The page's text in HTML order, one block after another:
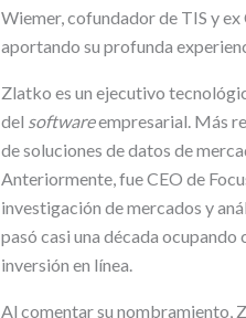
Wiemer, cofundador de TIS y
aportando su profunda
Zlatko es un ejecutivo
del softwareempresarial. Más
de soluciones de datos de
Anteriormente, fue CEO de
investigación de mercados y
pasó casi una década
inversión en línea.
Al comentar su nombramiento,